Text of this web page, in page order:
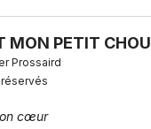
MON PETIT CHOU
Prossaird
cœur